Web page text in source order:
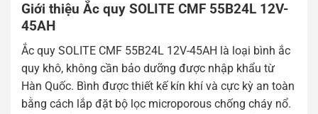
Giới thiệu Ắc quy SOLITE CMF 55B24L 12V-
45AH
Ắc quy SOLITE CMF 55B24L 12V-45AH là loại bình ắc
quy khô, không cần bảo dưỡng được nhập khẩu từ
Hàn Quốc. Bình được thiết kế kín khí và cực kỳ an toàn
bằng cách lắp đặt bộ lọc microporous chống cháy nổ.